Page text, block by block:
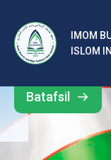
IMOM
ISLOM
b
al
ar
o‘
Barcha
yangiliklar
Batafsil